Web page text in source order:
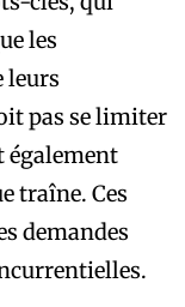
les
leurs
pas se limiter
également
traîne. Ces
demandes